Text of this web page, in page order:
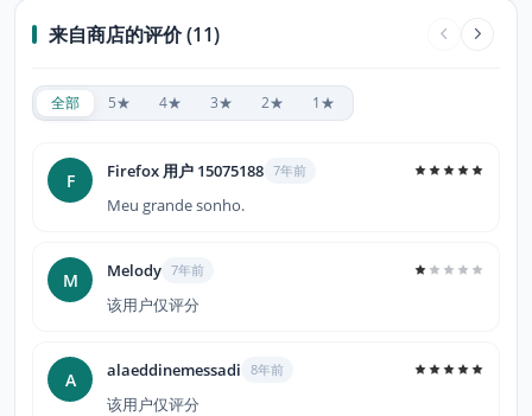
来自商店的评价 (11)
全部 5★ 4★ 3★ 2★ 1★
F Firefox 用户 15075188 7年前
Meu grande sonho.
M Melody 7年前
该用户仅评分
A alaeddinemessadi 8年前
该用户仅评分